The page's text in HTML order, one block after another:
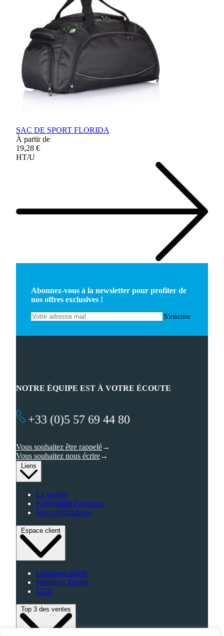
SAC DE SPORT FLORIDA
À partir de
19,28 €
HT/U
Abonnez-vous à la newsletter pour profiter de
nos offres exclusives !
Liens
La société
Fabrication Française
Nos certifications
Espace client
Livraison rapide
Mentions légales
CGV
Top 3 des ventes
NOTRE ÉQUIPE EST À VOTRE ÉCOUTE
+33 (0)5 57 69 44 80
Vous souhaitez être rappelé
Vous souhaitez nous écrire